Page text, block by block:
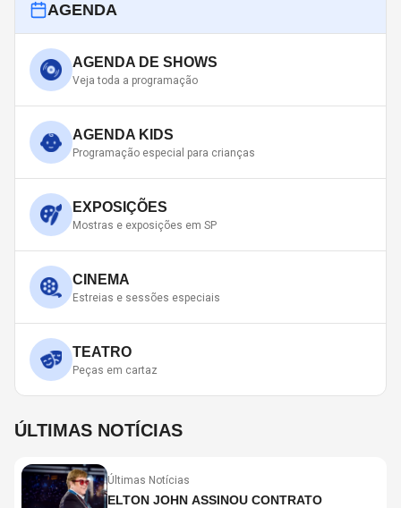
AGENDA
AGENDA DE SHOWS
Veja toda a programação
AGENDA KIDS
Programação especial para crianças
EXPOSIÇÕES
Mostras e exposições em SP
CINEMA
Estreias e sessões especiais
TEATRO
Peças em cartaz
ÚLTIMAS NOTÍCIAS
Últimas Notícias
ELTON JOHN ASSINOU CONTRATO